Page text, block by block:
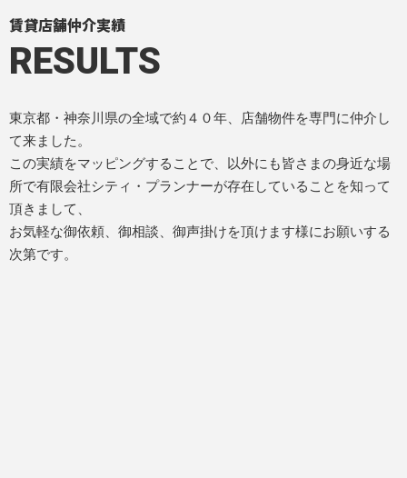
賃貸店舗仲介実績
RESULTS
東京都・神奈川県の全域で約４０年、店舗物件を専門に仲介し
て来ました。
この実績をマッピングすることで、以外にも皆さまの身近な場
所で有限会社シティ・プランナーが存在していることを知って
頂きまして、
お気軽な御依頼、御相談、御声掛けを頂けます様にお願いする
次第です。